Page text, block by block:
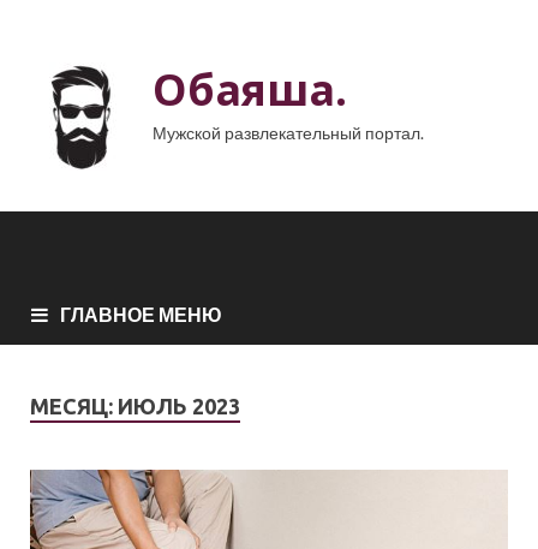
Обаяша.
Мужской развлекательный портал.
ГЛАВНОЕ МЕНЮ
МЕСЯЦ: ИЮЛЬ 2023